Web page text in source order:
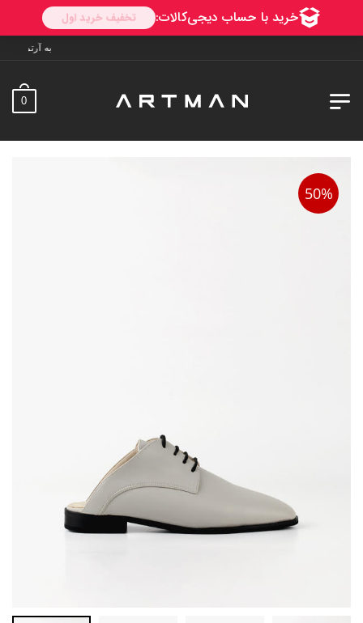
به آرتمن خوش آمدید. ارسال به
0
50%